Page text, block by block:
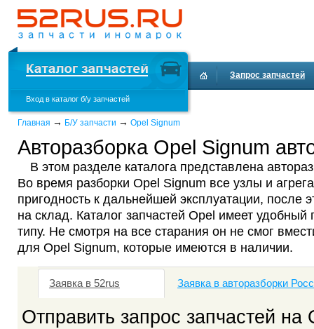
Вход в каталог б/у запчастей
Запрос запчастей
Главная → Б/У запчасти → Opel Signum
Авторазборка Opel Signum
В этом разделе каталога представлена
Во время разборки Opel Signum все узлы и
пригодность к дальнейшей эксплуатации, после
на склад. Каталог запчастей Opel имеет удобный
типу. Не смотря на все старания он не смог
для Opel Signum, которые имеются в наличии.
Заявка в 52rus Заявка в авторазборки
Отправить запрос запчастей на